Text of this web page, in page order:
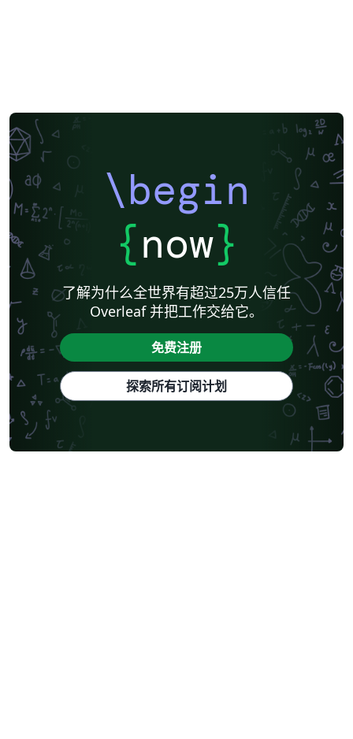
\begin
{now}
了解为什么全世界有超过25万人信任
Overleaf 并把工作交给它。
免费注册
探索所有订阅计划